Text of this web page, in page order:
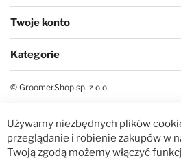
Twoje konto
Kategorie
© GroomerShop sp. z o.o.
Używamy niezbędnych plików
przeglądanie i robienie zakupów w
Twoją zgodą możemy włączyć